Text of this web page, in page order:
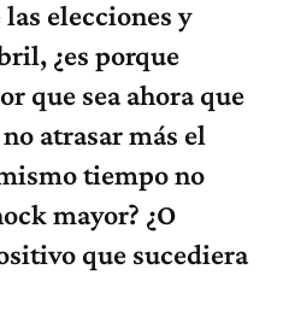
elecciones y
¿es porque
que sea ahora que
atrasar más el
tiempo no
mayor? ¿O
que sucediera